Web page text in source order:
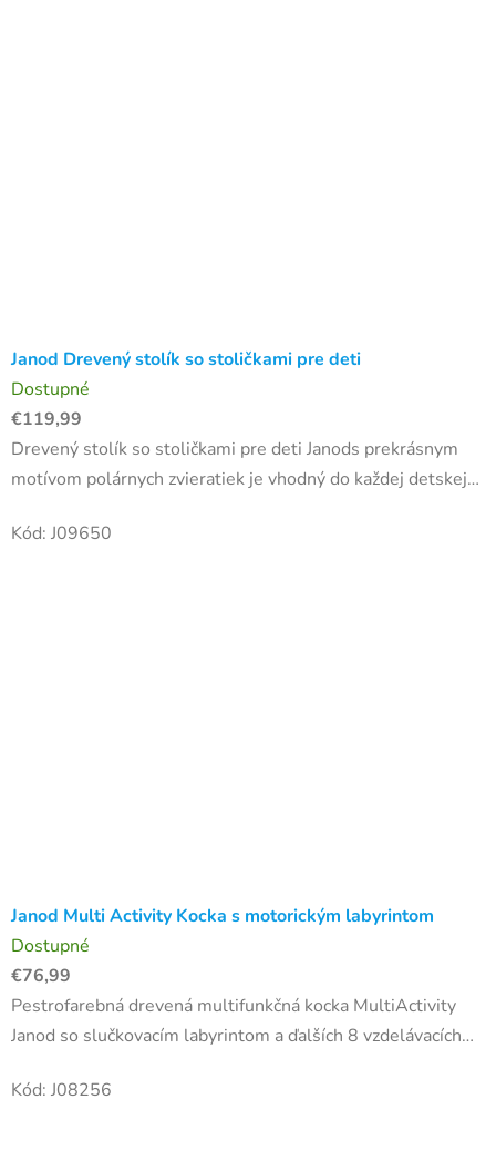
Janod Drevený stolík so stoličkami pre deti
Dostupné
€119,99
Drevený stolík so stoličkami pre deti Janods prekrásnym
motívom polárnych zvieratiek je vhodný do každej detskej
49...
Kód: J09650
Janod Multi Activity Kocka s motorickým labyrintom
Dostupné
€76,99
Pestrofarebná drevená multifunkčná kocka MultiActivity
Janod so slučkovacím labyrintom a ďalších 8 vzdelávacích
pozorovať ako...
Kód: J08256